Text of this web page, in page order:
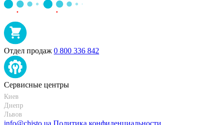
Отдел продаж 0 800 336 842
Сервисные центры
Киев
Днепр
Львов